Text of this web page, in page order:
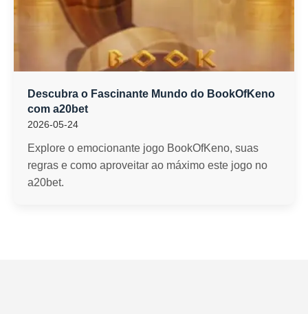
Descubra o Fascinante Mundo do BookOfKeno
com a20bet
2026-05-24
Explore o emocionante jogo BookOfKeno, suas
regras e como aproveitar ao máximo este jogo no
a20bet.